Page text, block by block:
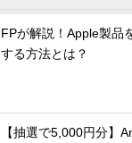
FPが解説！Apple製品
する方法とは？
【抽選で5,000円分】